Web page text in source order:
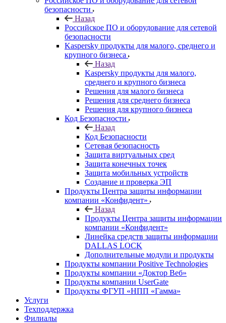
безопасности
Назад
Российское ПО и оборудование для сетевой
безопасности
Kaspersky продукты для малого, среднего и
крупного бизнеса
Назад
Kaspersky продукты для малого,
среднего и крупного бизнеса
Решения для малого бизнеса
Решения для среднего бизнеса
Решения для крупного бизнеса
Код Безопасности
Назад
Код Безопасности
Сетевая безопасность
Защита виртуальных сред
Защита конечных точек
Защита мобильных устройств
Создание и проверка ЭП
Продукты Центра защиты информации
компании «Конфидент»
Назад
Продукты Центра защиты информации
компании «Конфидент»
Линейка средств защиты информации
DALLAS LOCK
Дополнительные модули и продукты
Продукты компании Positive Technologies
Продукты компании «Доктор Веб»
Продукты компании UserGate
Продукты ФГУП «НПП «Гамма»
Услуги
Техподдержка
Филиалы